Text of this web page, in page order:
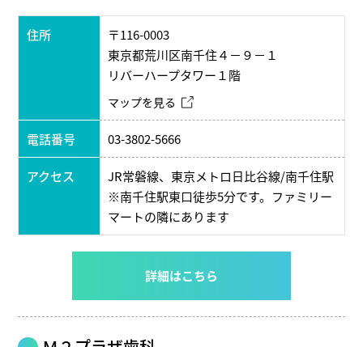
住所
〒116-0003
東京都荒川区南千住４－９－１
リバーハープタワー１階
マップを見る
電話番号 03-3802-5666
アクセス
JR常磐線、東京メトロ日比谷線/南千住駅
※南千住駅東口徒歩5分です。ファミリー
マートの隣にあります
詳細はこちら